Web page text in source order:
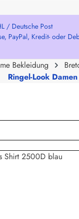
/ Deutsche
PayPal, Kredit- oder
Bekleidung
Ringel-Look Damen